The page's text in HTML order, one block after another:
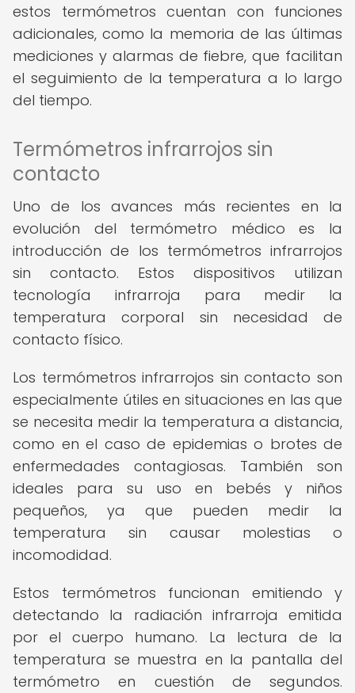
estos termómetros cuentan con funciones
adicionales, como la memoria de las últimas
mediciones y alarmas de fiebre, que facilitan
el seguimiento de la temperatura a lo largo
del tiempo.
Termómetros infrarrojos sin
contacto
Uno de los avances más recientes en la
evolución del termómetro médico es la
introducción de los termómetros infrarrojos
sin contacto. Estos dispositivos utilizan
tecnología infrarroja para medir la
temperatura corporal sin necesidad de
contacto físico.
Los termómetros infrarrojos sin contacto son
especialmente útiles en situaciones en las que
se necesita medir la temperatura a distancia,
como en el caso de epidemias o brotes de
enfermedades contagiosas. También son
ideales para su uso en bebés y niños
pequeños, ya que pueden medir la
temperatura sin causar molestias o
incomodidad.
Estos termómetros funcionan emitiendo y
detectando la radiación infrarroja emitida
por el cuerpo humano. La lectura de la
temperatura se muestra en la pantalla del
termómetro en cuestión de segundos.